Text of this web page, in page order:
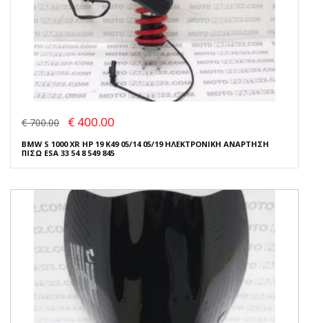
€ 700.00 € 400.00
BMW S 1000 XR HP 19 K49 05/14 05/19 ΗΛΕΚΤΡΟΝΙΚΗ ΑΝΑΡΤΗΣΗ
ΠΙΣΩ ESA 33 54 8 549 845